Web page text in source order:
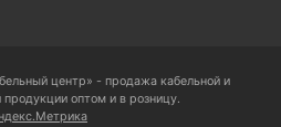
центр» - продажа кабельной и
продукции оптом и в розницу.